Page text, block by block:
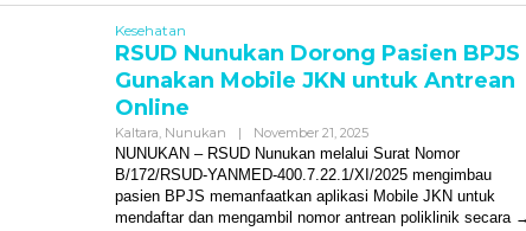
Kesehatan
RSUD Nunukan Dorong Pasien BPJS
Gunakan Mobile JKN untuk Antrean
Online
Kaltara, Nunukan | November 21, 2025Oleh
Redaksi
NUNUKAN – RSUD Nunukan melalui Surat Nomor
B/172/RSUD-YANMED-400.7.22.1/XI/2025 mengimbau
pasien BPJS memanfaatkan aplikasi Mobile JKN untuk
mendaftar dan mengambil nomor antrean poliklinik secara